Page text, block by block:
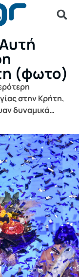
(φωτο)
στην Κρήτη,
δυναμικά…